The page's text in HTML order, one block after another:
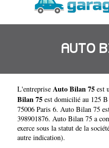
AUTO
L'entreprise Auto Bilan 75 est
Bilan 75 est domicilié au 125
75006 Paris 6. Auto Bilan 75
398901876. Auto Bilan 75 a
exerce sous la statut de la
autre indication).